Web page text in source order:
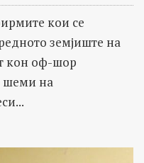
кои се
земјиште на
кон оф-шор
шеми на